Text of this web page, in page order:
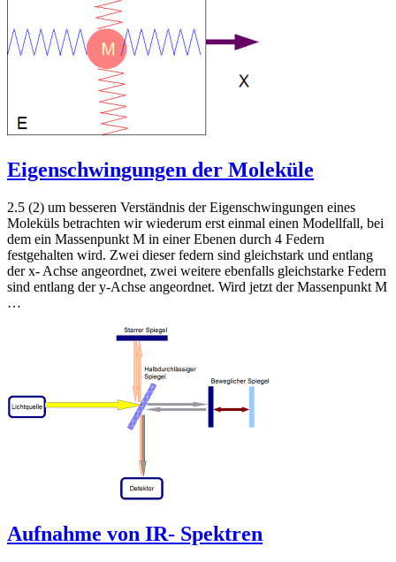
Eigenschwingungen der Moleküle
2.5 (2) um besseren Verständnis der Eigenschwingungen eines
Moleküls betrachten wir wiederum erst einmal einen Modellfall, bei
dem ein Massenpunkt M in einer Ebenen durch 4 Federn
festgehalten wird. Zwei dieser federn sind gleichstark und entlang
der x- Achse angeordnet, zwei weitere ebenfalls gleichstarke Federn
sind entlang der y-Achse angeordnet. Wird jetzt der Massenpunkt M
…
Aufnahme von IR- Spektren